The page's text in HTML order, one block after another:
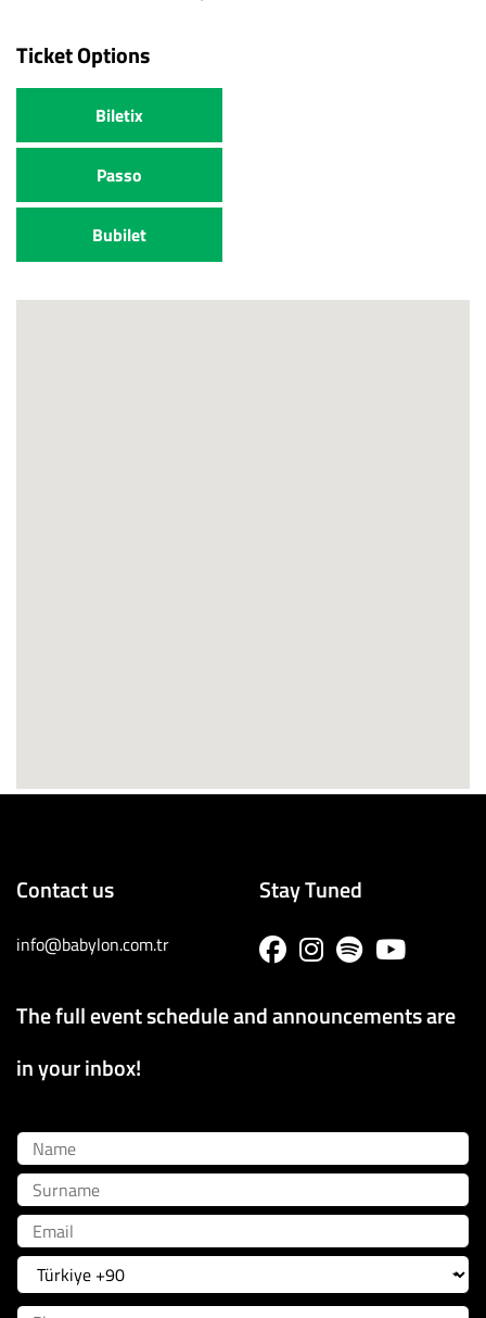
Ticket Options
Biletix
Passo
Bubilet
Contact us
info@babylon.com.tr
Stay Tuned
The full event schedule and announcements are
in your inbox!
Name
Surname
Email